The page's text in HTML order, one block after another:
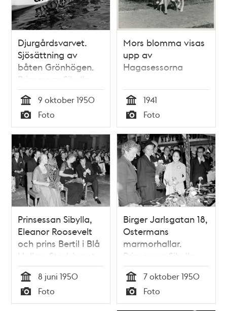
Djurgårdsvarvet.
Sjösättning av
båten Grönhögen.
Prinsessan Sibylla
närvarar
Tid
9 oktober 1950
Typ
Foto
Mors blomma visas
upp av
Hagasessorna
Tid
1941
Typ
Foto
Prinsessan Sibylla,
Eleanor Roosevelt
och prins Bertil i Blå
Hallen, Stadshuset
Tid
8 juni 1950
Typ
Foto
Birger Jarlsgatan 18,
Ostermans
marmorhallar.
Prinsessan Sibylla
besöker Rädda
barnens
internationella
utställning
Tid
7 oktober 1950
Typ
Foto